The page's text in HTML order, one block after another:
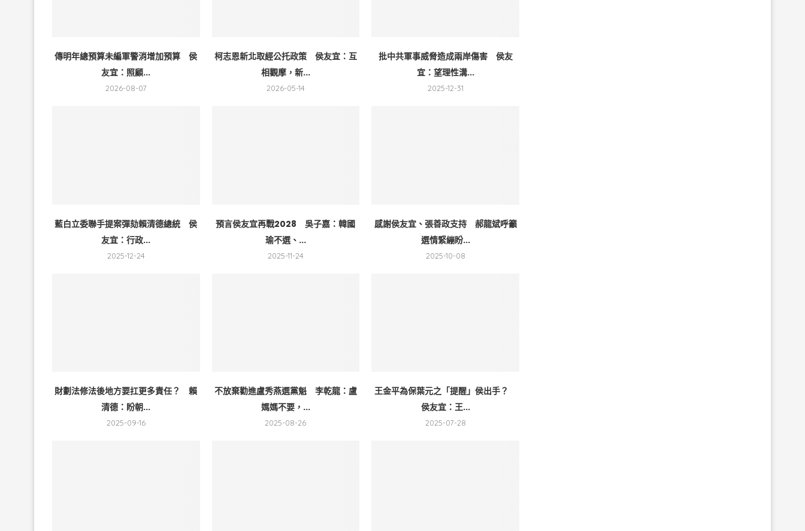
傳明年總預算未編軍警消增加預算 侯
友宜：照顧...
2026-08-07
柯志恩新北取經公托政策 侯友宜：互
相觀摩，新...
2026-05-14
批中共軍事威脅造成兩岸傷害 侯友
宜：望理性溝...
2025-12-31
藍白立委聯手提案彈劾賴清德總統 侯
友宜：行政...
2025-12-24
預言侯友宜再戰2028 吳子嘉：韓國
瑜不選、...
2025-11-24
感謝侯友宜、張善政支持 郝龍斌呼籲
選情緊繃盼...
2025-10-08
財劃法修法後地方要扛更多責任？ 賴
清德：盼朝...
2025-09-16
不放棄勸進盧秀燕選黨魁 李乾龍：盧
媽媽不要，...
2025-08-26
王金平為保葉元之「提醒」侯出手？
侯友宜：王...
2025-07-28